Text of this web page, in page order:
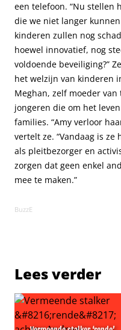
een telefoon. “Nu stellen
die we niet langer
kinderen zullen nog
hoewel innovatief, nog
voldoende beveiliging?”
het welzijn van kinderen
Meghan, zelf moeder
jongeren die om het
families. “Amy verloor
vertelt ze. “Vandaag is
als pleitbezorger en
zorgen dat geen enkel
mee te maken.”
BuzzE
Lees verder